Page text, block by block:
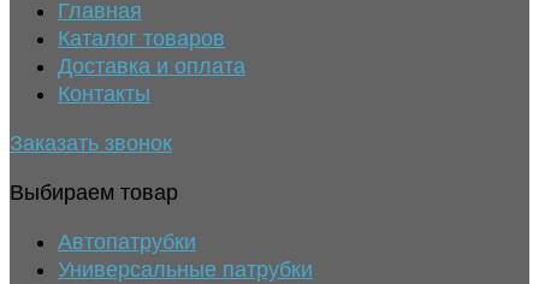
Главная
Каталог товаров
Доставка и оплата
Контакты
Заказать звонок
Выбираем товар
Автопатрубки
Универсальные патрубки